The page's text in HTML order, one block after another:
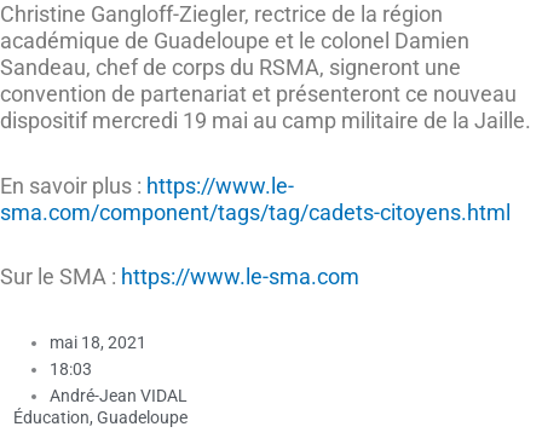
Christine Gangloff-Ziegler, rectrice de la région
académique de Guadeloupe et le colonel Damien
Sandeau, chef de corps du RSMA, signeront une
convention de partenariat et présenteront ce nouveau
dispositif mercredi 19 mai au camp militaire de la Jaille.
En savoir plus : https://www.le-
sma.com/component/tags/tag/cadets-citoyens.html
Sur le SMA : https://www.le-sma.com
mai 18, 2021
18:03
André-Jean VIDAL
Éducation, Guadeloupe